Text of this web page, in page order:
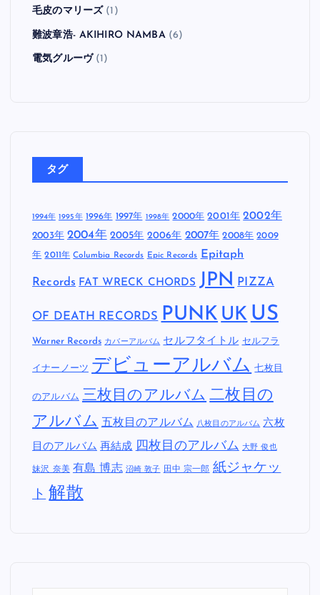
毛皮のマリーズ (1)
難波章浩- AKIHIRO NAMBA(6)
電気グルーヴ(1)
タグ
1994年 1995年 1996年 1997年 1998年 2000年 2001年 2002年
2003年 2004年 2005年 2006年 2007年 2008年 2009
年 2011年 Columbia Records Epic Records Epitaph
Records FAT WRECK CHORDS JPN PIZZA
OF DEATH RECORDS PUNK UK US
Warner Records カバーアルバム セルフタイトル セルフラ
イナーノーツ デビューアルバム 七枚目
のアルバム 三枚目のアルバム 二枚目の
アルバム 五枚目のアルバム 八枚目のアルバム 六枚
目のアルバム 再結成 四枚目のアルバム 大野 俊也
妹沢 奈美 有島 博志 沼崎 敦子 田中 宗一郎 紙ジャケッ
ト 解散